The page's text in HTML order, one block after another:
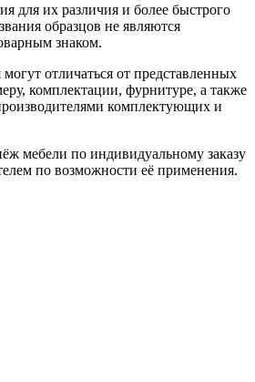
для их различия и более быстрого
образцов не являются
знаком.
отличаться от представленных
комплектации, фурнитуре, а также
комплектующих и
мебели по индивидуальному заказу
по возможности её применения.